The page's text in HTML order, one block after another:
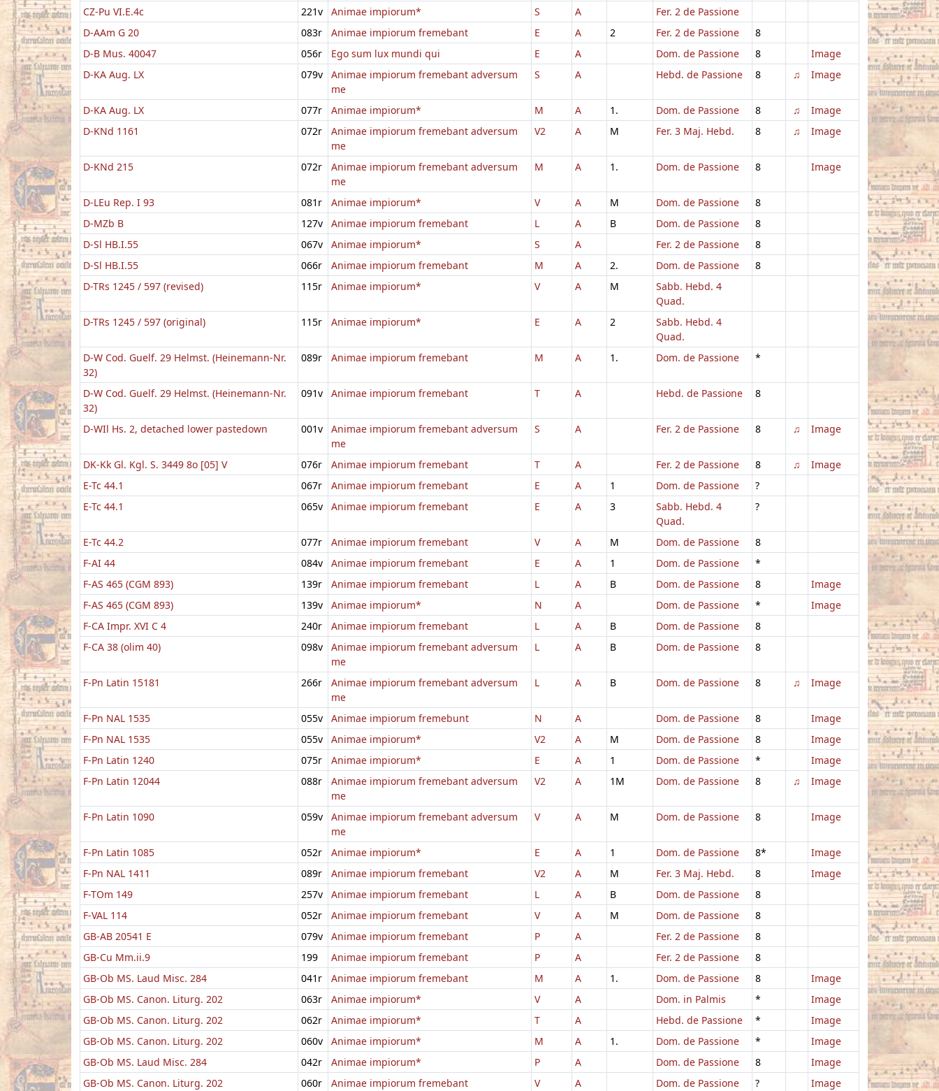
CZ-Pu VI.E.4c
221v Animae impiorum* S A
Fer. 2 de Passione
D-AAm G 20
083r Animae impiorum fremebant E A 2 Fer. 2 de Passione
8
D-B Mus. 40047
056r Ego sum lux mundi qui E A Dom. de Passione 8
Image
D-KA Aug. LX
079v
Animae impiorum fremebant adversum
me
S A Hebd. de Passione 8 ♫ Image
D-KA Aug. LX 077r Animae impiorum* M A 1. Dom. de Passione 8 ♫
Image
D-KNd 1161
072r
Animae impiorum fremebant adversum
me
V2 A M Fer. 3 Maj. Hebd. 8 ♫ Image
D-KNd 215 072r
Animae impiorum fremebant adversum
me
M A 1. Dom. de Passione 8 Image
D-LEu Rep. I 93 081r Animae impiorum* V A M Dom. de Passione
8
D-MZb B
127v Animae impiorum fremebant L A B Dom. de Passione
8
D-Sl HB.I.55
067v Animae impiorum* S A Fer. 2 de Passione
8
D-Sl HB.I.55
066r Animae impiorum fremebant M A 2. Dom. de Passione
8
D-TRs 1245 / 597 (revised)
115r Animae impiorum* V A M
Sabb. Hebd. 4
Quad.
D-TRs 1245 / 597 (original)
115r Animae impiorum* E A 2
Sabb. Hebd. 4
Quad.
D-W Cod. Guelf. 29 Helmst. (Heinemann-Nr.
32)
089r Animae impiorum fremebant M A 1. Dom. de Passione *
D-W Cod. Guelf. 29 Helmst. (Heinemann-Nr.
32)
091v Animae impiorum fremebant T A Hebd. de Passione 8
D-WIl Hs. 2, detached lower pastedown 001v
Animae impiorum fremebant adversum
me
S A Fer. 2 de Passione 8 ♫ Image
DK-Kk Gl. Kgl. S. 3449 8o [05] V 076r Animae impiorum fremebant T A Fer. 2 de Passione 8 ♫
Image
E-Tc 44.1
067r Animae impiorum fremebant E A 1 Dom. de Passione
?
E-Tc 44.1
065v Animae impiorum fremebant E A 3
Sabb. Hebd. 4
Quad.
?
E-Tc 44.2 077r Animae impiorum fremebant V A M Dom. de Passione
8
F-AI 44
084v Animae impiorum fremebant E A 1 Dom. de Passione
*
F-AS 465 (CGM 893)
139r Animae impiorum fremebant L A B Dom. de Passione 8
Image
F-AS 465 (CGM 893)
139v Animae impiorum* N A Dom. de Passione *
Image
F-CA Impr. XVI C 4
240r Animae impiorum fremebant L A B Dom. de Passione
8
F-CA 38 (olim 40)
098v
Animae impiorum fremebant adversum
me
L A B Dom. de Passione 8
F-Pn Latin 15181 266r
Animae impiorum fremebant adversum
me
L A B Dom. de Passione 8 ♫ Image
F-Pn NAL 1535 055v Animae impiorum fremebunt N A Dom. de Passione 8
Image
F-Pn NAL 1535
055v Animae impiorum* V2 A M Dom. de Passione 8
Image
F-Pn Latin 1240
075r Animae impiorum* E A 1 Dom. de Passione *
Image
F-Pn Latin 12044
088r
Animae impiorum fremebant adversum
me
V2 A 1M Dom. de Passione 8 ♫ Image
F-Pn Latin 1090 059v
Animae impiorum fremebant adversum
me
V A M Dom. de Passione 8 Image
F-Pn Latin 1085 052r Animae impiorum* E A 1 Dom. de Passione 8*
Image
F-Pn NAL 1411
089r Animae impiorum fremebant V2 A M Fer. 3 Maj. Hebd. 8
Image
F-TOm 149
257v Animae impiorum fremebant L A B Dom. de Passione
8
F-VAL 114
052r Animae impiorum fremebant V A M Dom. de Passione
8
GB-AB 20541 E
079v Animae impiorum fremebant P A Fer. 2 de Passione
8
GB-Cu Mm.ii.9
199 Animae impiorum fremebant P A Fer. 2 de Passione
8
GB-Ob MS. Laud Misc. 284
041r Animae impiorum fremebant M A 1. Dom. de Passione 8
Image
GB-Ob MS. Canon. Liturg. 202
063r Animae impiorum* V A Dom. in Palmis *
Image
GB-Ob MS. Canon. Liturg. 202
062r Animae impiorum* T A Hebd. de Passione *
Image
GB-Ob MS. Canon. Liturg. 202
060v Animae impiorum* M A 1. Dom. de Passione *
Image
GB-Ob MS. Laud Misc. 284
042r Animae impiorum* P A Dom. de Passione 8
Image
GB-Ob MS. Canon. Liturg. 202
060r Animae impiorum fremebant V A Dom. de Passione ? Image